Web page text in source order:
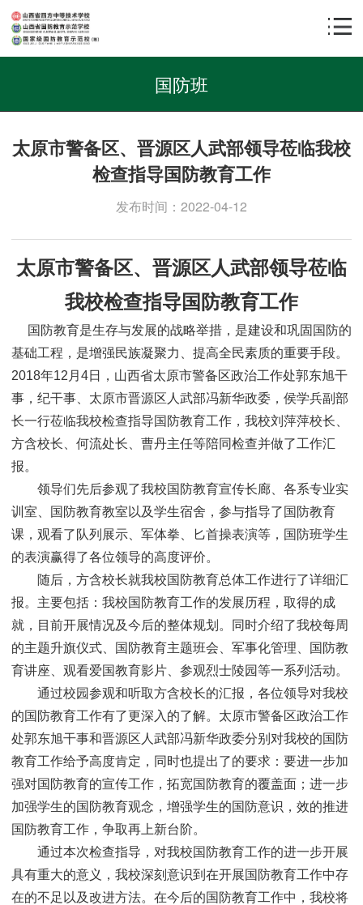
国防班
太原市警备区、晋源区人武部领导莅临我校
检查指导国防教育工作
发布时间：2022-04-12
太原市警备区、晋源区人武部领导莅临
我校检查指导国防教育工作
国防教育是生存与发展的战略举措，是建设和巩固国防的
基础工程，是增强民族凝聚力、提高全民素质的重要手段。
2018年12月4日，山西省太原市警备区政治工作处郭东旭干
事，纪干事、太原市晋源区人武部冯新华政委，侯学兵副部
长一行莅临我校检查指导国防教育工作，我校刘萍萍校长、
方含校长、何流处长、曹丹主任等陪同检查并做了工作汇
报。
领导们先后参观了我校国防教育宣传长廊、各系专业实
训室、国防教育教室以及学生宿舍，参与指导了国防教育
课，观看了队列展示、军体拳、匕首操表演等，国防班学生
的表演赢得了各位领导的高度评价。
随后，方含校长就我校国防教育总体工作进行了详细汇
报。主要包括：我校国防教育工作的发展历程，取得的成
就，目前开展情况及今后的整体规划。同时介绍了我校每周
的主题升旗仪式、国防教育主题班会、军事化管理、国防教
育讲座、观看爱国教育影片、参观烈士陵园等一系列活动。
通过校园参观和听取方含校长的汇报，各位领导对我校
的国防教育工作有了更深入的了解。太原市警备区政治工作
处郭东旭干事和晋源区人武部冯新华政委分别对我校的国防
教育工作给予高度肯定，同时也提出了的要求：要进一步加
强对国防教育的宣传工作，拓宽国防教育的覆盖面；进一步
加强学生的国防教育观念，增强学生的国防意识，效的推进
国防教育工作，争取再上新台阶。
通过本次检查指导，对我校国防教育工作的进一步开展
具有重大的意义，我校深刻意识到在开展国防教育工作中存
在的不足以及改进方法。在今后的国防教育工作中，我校将